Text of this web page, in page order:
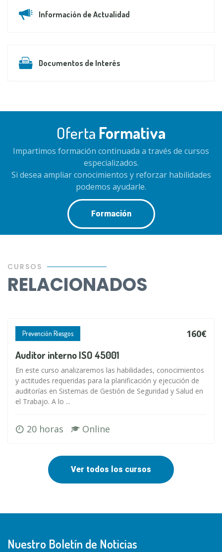
Información de Actualidad
Documentos de Interés
Oferta Formativa
Impartimos formación continuada a través de cursos
especializados.
Si desea ampliar conocimientos y reforzar habilidades
podemos ayudarle.
Formación
CURSOS
RELACIONADOS
Prevención Riesgos 160€
Auditor interno ISO 45001
En este curso analizaremos las habilidades, conocimientos
y actitudes requeridas para la planificación y ejecución de
auditorías en Sistemas de Gestión de Seguridad y Salud en
el Trabajo. A lo ...
20 horas Online
Ver todos los cursos
Nuestro Boletín de Noticias